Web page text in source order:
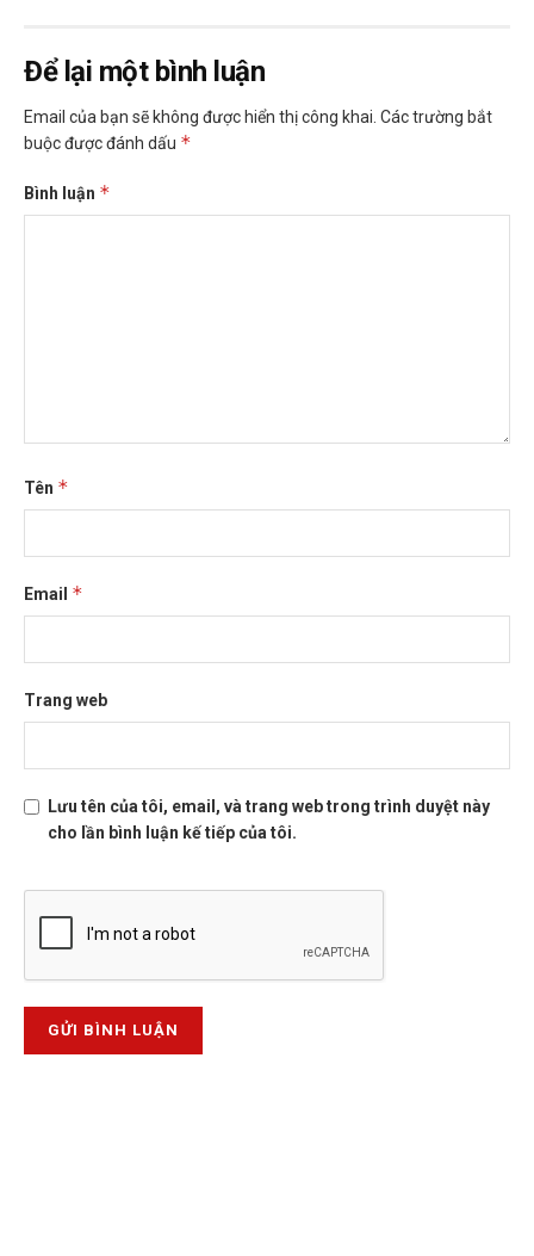
Để lại một bình luận
Email của bạn sẽ không được hiển thị công khai. Các trường bắt
buộc được đánh dấu *
Bình luận *
Tên *
Email *
Trang web
Lưu tên của tôi, email, và trang web trong trình duyệt này
cho lần bình luận kế tiếp của tôi.